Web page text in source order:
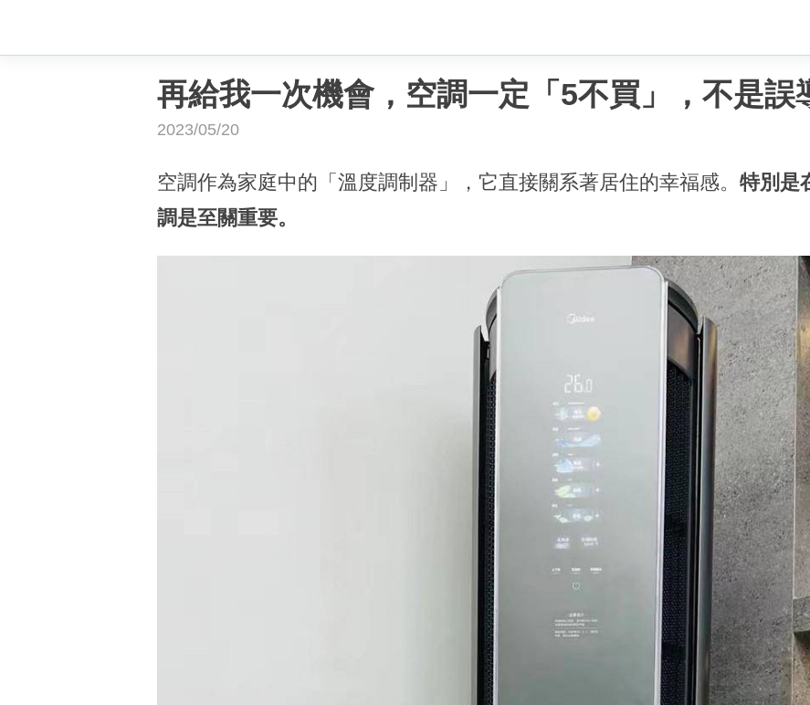
再給我一次機會，空調一定「5不買」，不是誤
2023/05/20
空調作為家庭中的「溫度調制器」，它直接關系著居住的幸福感。 特別是
調是至關重要。